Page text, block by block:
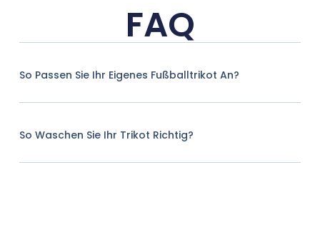
FAQ
So Passen Sie Ihr Eigenes Fußballtrikot An?
So Waschen Sie Ihr Trikot Richtig?